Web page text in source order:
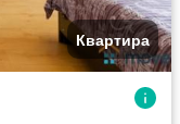
Квартира